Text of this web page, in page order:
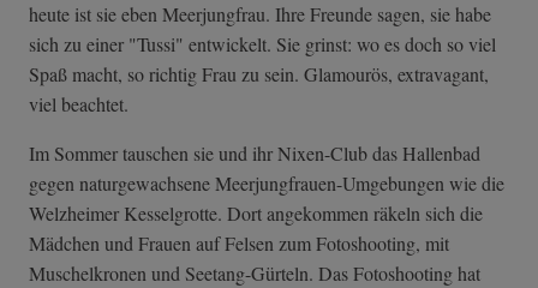
heute ist sie eben Meerjungfrau. Ihre Freunde sagen, sie habe
sich zu einer "Tussi" entwickelt. Sie grinst: wo es doch so viel
Spaß macht, so richtig Frau zu sein. Glamourös, extravagant,
viel beachtet.
Im Sommer tauschen sie und ihr Nixen-Club das Hallenbad
gegen naturgewachsene Meerjungfrauen-Umgebungen wie die
Welzheimer Kesselgrotte. Dort angekommen räkeln sich die
Mädchen und Frauen auf Felsen zum Fotoshooting, mit
Muschelkronen und Seetang-Gürteln. Das Fotoshooting hat